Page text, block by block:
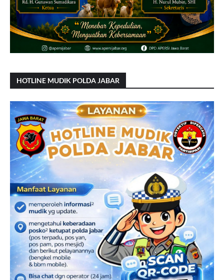
HOTLINE MUDIK POLDA JABAR